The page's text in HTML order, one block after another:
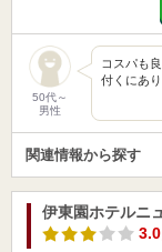
50代～
男性
コスパも
付くにあ
関連情報から探す
伊東園ホテルニ